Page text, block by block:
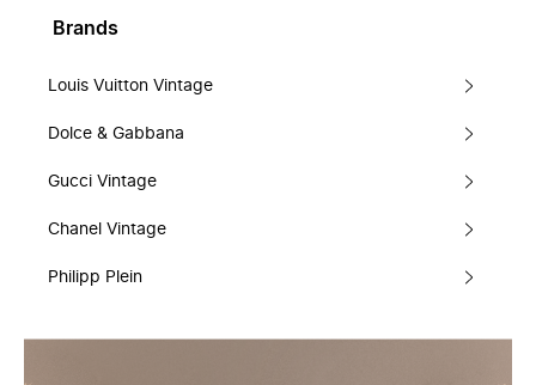
Brands
Louis Vuitton Vintage
Dolce & Gabbana
Gucci Vintage
Chanel Vintage
Philipp Plein